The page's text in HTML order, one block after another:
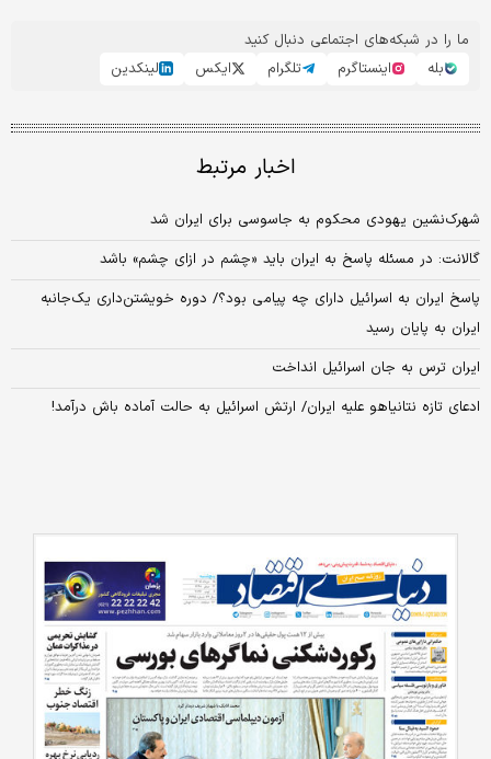
ما را در شبکه‌های اجتماعی دنبال کنید
بله
اینستاگرم تلگرام ایکس لینکدین
اخبار مرتبط
شهرک‌نشین یهودی محکوم به جاسوسی برای ایران شد
گالانت: در مسئله پاسخ به ایران باید «چشم در ازای چشم» باشد
پاسخ ایران به اسرائیل دارای چه پیامی بود؟/ دوره خویشتن‌داری یک‌جانبه
ایران به پایان رسید
ایران ترس به جان اسرائیل انداخت
ادعای تازه نتانیاهو علیه ایران/ ارتش اسرائیل به حالت آماده باش درآمد!